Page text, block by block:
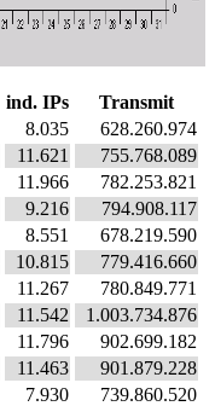
ind. IPs
8.035
11.621
11.966
9.216
8.551
10.815
11.267
11.542
11.796
11.463
7.930
Transmit
628.260.974
755.768.089
782.253.821
794.908.117
678.219.590
779.416.660
780.849.771
1.003.734.876
902.699.182
901.879.228
739.860.520